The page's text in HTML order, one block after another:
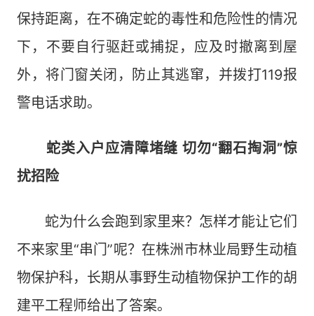
保持距离，在不确定蛇的毒性和危险性的情况
下，不要自行驱赶或捕捉，应及时撤离到屋
外，将门窗关闭，防止其逃窜，并拨打119报
警电话求助。
蛇类入户应清障堵缝 切勿“翻石掏洞”惊
扰招险
蛇为什么会跑到家里来？怎样才能让它们
不来家里“串门”呢？在株洲市林业局野生动植
物保护科，长期从事野生动植物保护工作的胡
建平工程师给出了答案。